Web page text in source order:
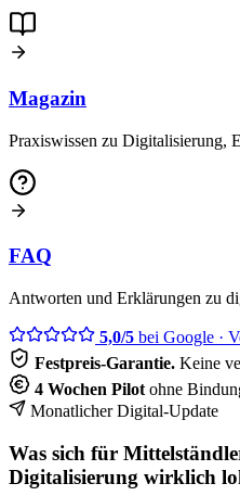
Magazin
Praxiswissen zu Digitalisierung,
FAQ
Antworten und Erklärungen zu
5,0/5 bei Google ·
Festpreis-Garantie. Keine
4 Wochen Pilot ohne
Monatlicher Digital-Update
Was sich für
Digitalisierung wirklich